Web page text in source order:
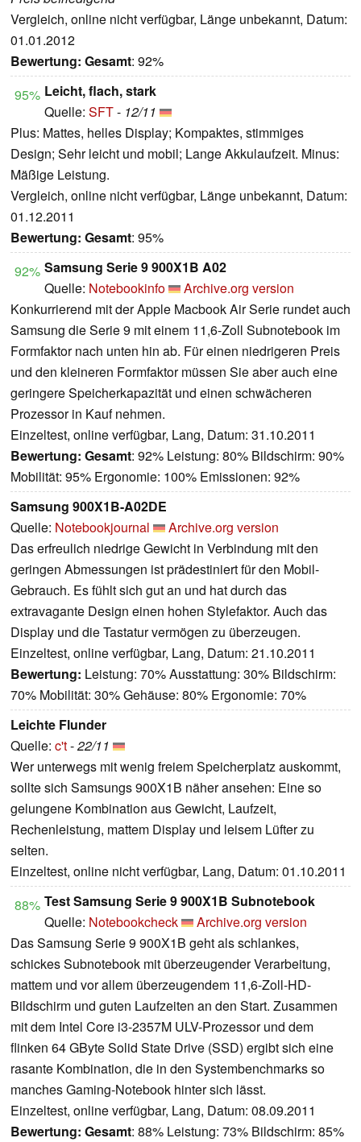
Vergleich, online nicht verfügbar, Länge unbekannt, Datum:
01.01.2012
Bewertung: Gesamt: 92%
95% Leicht, flach, stark
Quelle: SFT- 12/11
Plus: Mattes, helles Display; Kompaktes, stimmiges
Design; Sehr leicht und mobil; Lange Akkulaufzeit. Minus:
Mäßige Leistung.
Vergleich, online nicht verfügbar, Länge unbekannt, Datum:
01.12.2011
Bewertung: Gesamt: 95%
92% Samsung Serie 9 900X1B A02
Quelle: Notebookinfo
Archive.org version
Konkurrierend mit der Apple Macbook Air Serie rundet auch
Samsung die Serie 9 mit einem 11,6-Zoll Subnotebook im
Formfaktor nach unten hin ab. Für einen niedrigeren Preis
und den kleineren Formfaktor müssen Sie aber auch eine
geringere Speicherkapazität und einen schwächeren
Prozessor in Kauf nehmen.
Einzeltest, online verfügbar, Lang, Datum: 31.10.2011
Bewertung: Gesamt: 92% Leistung: 80% Bildschirm: 90%
Mobilität: 95% Ergonomie: 100% Emissionen: 92%
Samsung 900X1B-A02DE
Quelle: Notebookjournal
Archive.org version
Das erfreulich niedrige Gewicht in Verbindung mit den
geringen Abmessungen ist prädestiniert für den Mobil-
Gebrauch. Es fühlt sich gut an und hat durch das
extravagante Design einen hohen Stylefaktor. Auch das
Display und die Tastatur vermögen zu überzeugen.
Einzeltest, online verfügbar, Lang, Datum: 21.10.2011
Bewertung: Leistung: 70% Ausstattung: 30% Bildschirm:
70% Mobilität: 30% Gehäuse: 80% Ergonomie: 70%
Leichte Flunder
Quelle: c't-22/11
Wer unterwegs mit wenig freiem Speicherplatz auskommt,
sollte sich Samsungs 900X1B näher ansehen: Eine so
gelungene Kombination aus Gewicht, Laufzeit,
Rechenleistung, mattem Display und leisem Lüfter zu
selten.
Einzeltest, online nicht verfügbar, Lang, Datum: 01.10.2011
88% Test Samsung Serie 9 900X1B Subnotebook
Quelle: Notebookcheck
Archive.org version
Das Samsung Serie 9 900X1B geht als schlankes,
schickes Subnotebook mit überzeugender Verarbeitung,
mattem und vor allem überzeugendem 11,6-Zoll-HD-
Bildschirm und guten Laufzeiten an den Start. Zusammen
mit dem Intel Core i3-2357M ULV-Prozessor und dem
flinken 64 GByte Solid State Drive (SSD) ergibt sich eine
rasante Kombination, die in den Systembenchmarks so
manches Gaming-Notebook hinter sich lässt.
Einzeltest, online verfügbar, Lang, Datum: 08.09.2011
Bewertung: Gesamt: 88% Leistung: 73% Bildschirm: 85%